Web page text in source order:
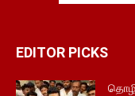
EDITOR PICKS